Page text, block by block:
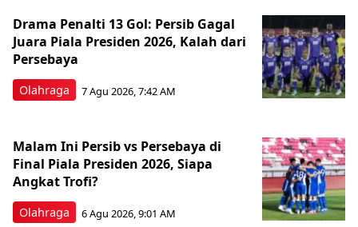
Olahraga
Drama Penalti 13 Gol: Persib Gagal
Juara Piala Presiden 2026, Kalah dari
Persebaya
7 Agu 2026, 7:42 AM
Olahraga
Malam Ini Persib vs Persebaya di
Final Piala Presiden 2026, Siapa
Angkat Trofi?
6 Agu 2026, 9:01 AM